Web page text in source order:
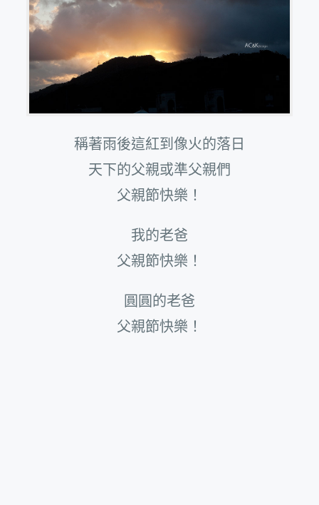
稱著雨後這紅到像火的落日
天下的父親或準父親們
父親節快樂！
我的老爸
父親節快樂！
圓圓的老爸
父親節快樂！